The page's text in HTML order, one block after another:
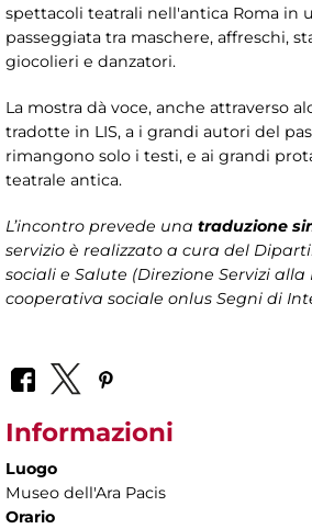
spettacoli teatrali nell'antica Roma in
passeggiata tra maschere, affreschi,
giocolieri e danzatori.
La mostra dà voce, anche attraverso
tradotte in LIS, a i grandi autori del
rimangono solo i testi, e ai grandi
teatrale antica.
L’incontro prevede una traduzione
servizio è realizzato a cura del
sociali e Salute (Direzione Servizi alla
cooperativa sociale onlus Segni di
Informazioni
Luogo
Museo dell'Ara Pacis
Orario